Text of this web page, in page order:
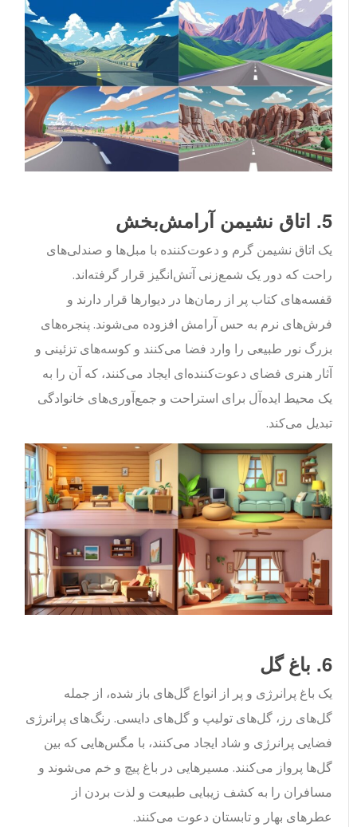
5. اتاق نشیمن آرامش‌بخش
یک اتاق نشیمن گرم و دعوت‌کننده با مبل‌ها و صندلی‌های
راحت که دور یک شمع‌زنی آتش‌انگیز قرار گرفته‌اند.
قفسه‌های کتاب پر از رمان‌ها در دیوارها قرار دارند و
فرش‌های نرم به حس آرامش افزوده می‌شوند. پنجره‌های
بزرگ نور طبیعی را وارد فضا می‌کنند و کوسه‌های تزئینی و
آثار هنری فضای دعوت‌کننده‌ای ایجاد می‌کنند، که آن را به
یک محیط ایده‌آل برای استراحت و جمع‌آوری‌های خانوادگی
تبدیل می‌کند.
6. باغ گل
یک باغ پرانرژی و پر از انواع گل‌های باز شده، از جمله
گل‌های رز، گل‌های تولیپ و گل‌های دایسی. رنگ‌های پرانرژی
فضایی پرانرژی و شاد ایجاد می‌کنند، با مگس‌هایی که بین
گل‌ها پرواز می‌کنند. مسیرهایی در باغ پیچ و خم می‌شوند و
مسافران را به کشف زیبایی طبیعت و لذت بردن از
عطرهای بهار و تابستان دعوت می‌کنند.